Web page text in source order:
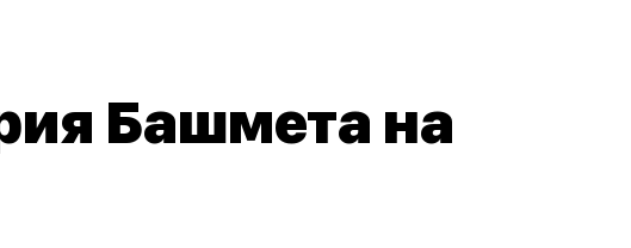
Башмета на